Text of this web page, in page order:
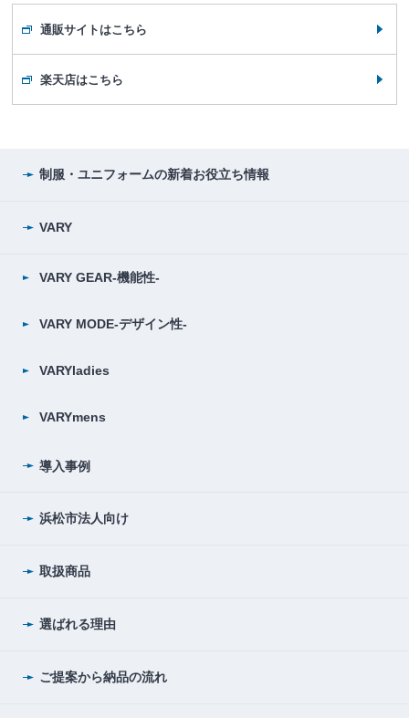
通販サイトはこちら
楽天店はこちら
制服・ユニフォームの新着お役立ち情報
VARY
VARY GEAR-機能性-
VARY MODE-デザイン性-
VARYladies
VARYmens
導入事例
浜松市法人向け
取扱商品
選ばれる理由
ご提案から納品の流れ